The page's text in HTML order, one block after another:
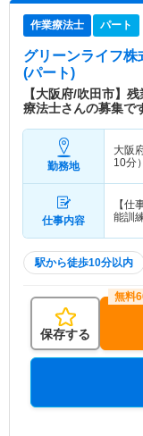
作業療法士 パート
グリーンライフ株
(パート)
【大阪府/吹田市】
療法士さんの募集で
勤務地
大阪
10分
仕事内容
【仕
能訓
駅から徒歩10分以内
保存する